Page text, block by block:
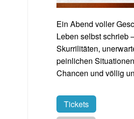
Ein Abend voller
Leben selbst schrieb
Skurrilitäten,
peinlichen
Chancen und völlig
Tickets